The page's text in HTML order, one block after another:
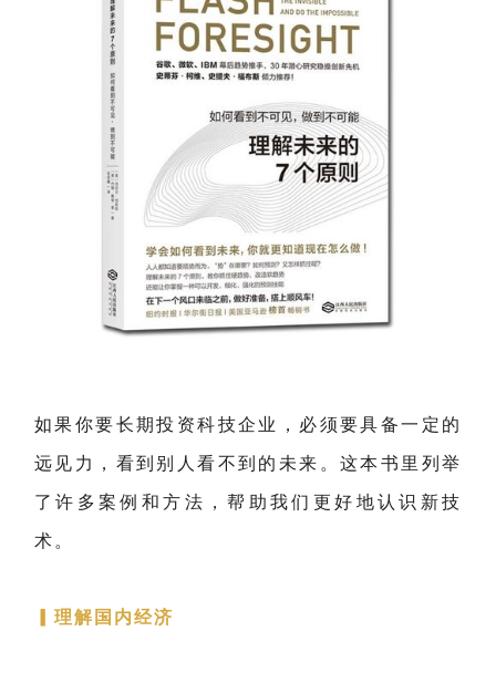
如果你要长期投资科技企业，必须要具备一定的
远见力，看到别人看不到的未来。这本书里列举
了许多案例和方法，帮助我们更好地认识新技
术。
理解国内经济